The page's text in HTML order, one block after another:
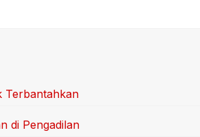
Terbantahkan
di Pengadilan